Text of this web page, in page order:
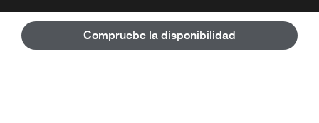
Compruebe la disponibilidad